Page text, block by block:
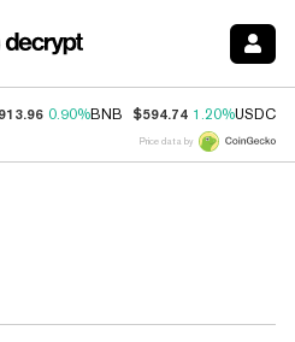
0.90%BNB $594.74 1.20%USDC
Price data by